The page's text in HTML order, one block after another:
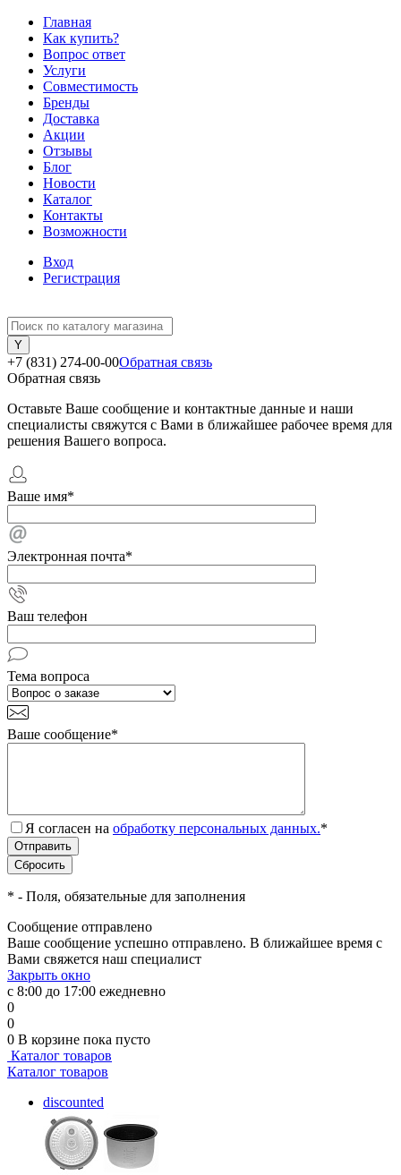
Главная
Как купить?
Вопрос ответ
Услуги
Совместимость
Бренды
Доставка
Акции
Отзывы
Блог
Новости
Каталог
Контакты
Возможности
Вход
Регистрация
+7 (831) 274-00-00Обратная связь
Обратная связь
Оставьте Ваше сообщение и контактные данные и наши
специалисты свяжутся с Вами в ближайшее рабочее время для
решения Вашего вопроса.
Ваше имя*
Электронная почта*
Ваш телефон
Тема вопроса
Ваше сообщение*
Я согласен на обработку персональных данных.*
* - Поля, обязательные для заполнения
Сообщение отправлено
Ваше сообщение успешно отправлено. В ближайшее время с
Вами свяжется наш специалист
Закрыть окно
с 8:00 до 17:00 ежедневно
0
0
0 В корзине пока пусто
Каталог товаров
Каталог товаров
discounted